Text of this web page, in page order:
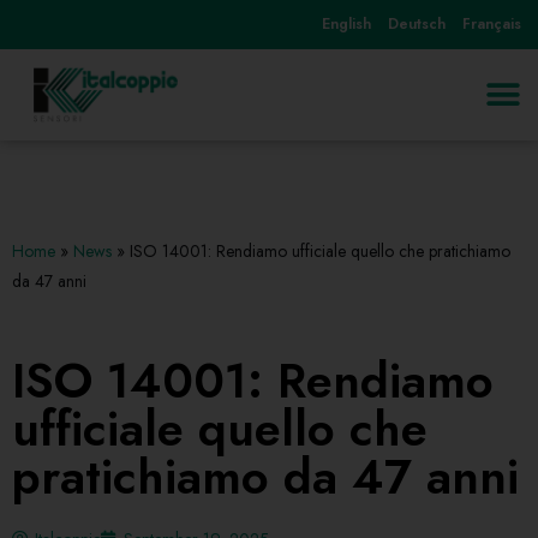
Skip
English Deutsch Français
Home » News » ISO 14001: Rendiamo ufficiale quello che pratichiamo
da 47 anni
ISO 14001: Rendiamo
ufficiale quello che
pratichiamo da 47 anni